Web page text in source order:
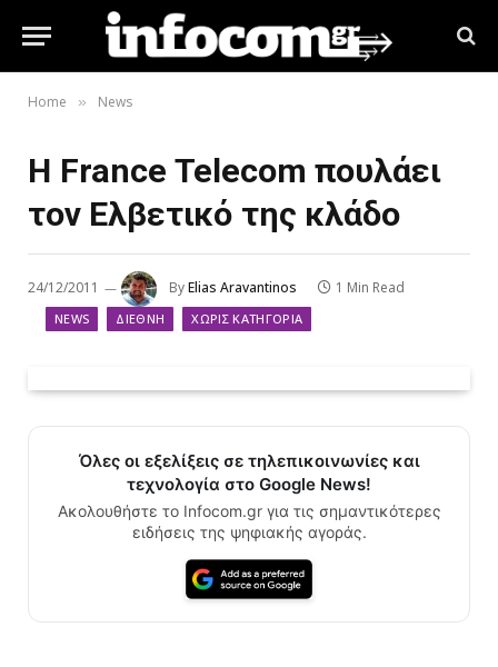
Home » News
H France Telecom πουλάει
τον Ελβετικό της κλάδο
24/12/2011 ByElias Aravantinos 1 Min Read
NEWS ΔΙΕΘΝΉ ΧΩΡΊΣ ΚΑΤΗΓΟΡΊΑ
Όλες οι εξελίξεις σε τηλεπικοινωνίες και
τεχνολογία στο Google News!
Ακολουθήστε το Infocom.gr για τις σημαντικότερες
ειδήσεις της ψηφιακής αγοράς.